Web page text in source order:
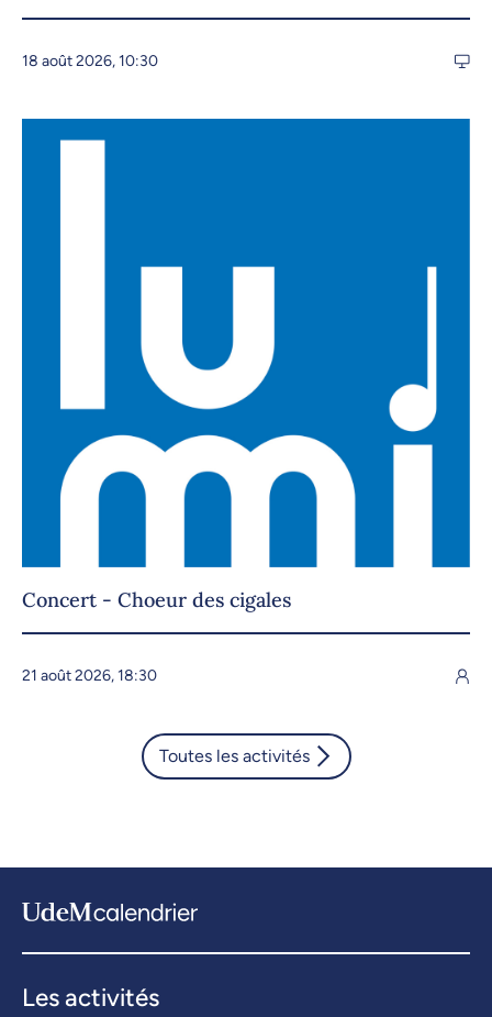
18 août 2026, 10:30
Concert - Choeur des cigales
21 août 2026, 18:30
Toutes les activités
Les activités